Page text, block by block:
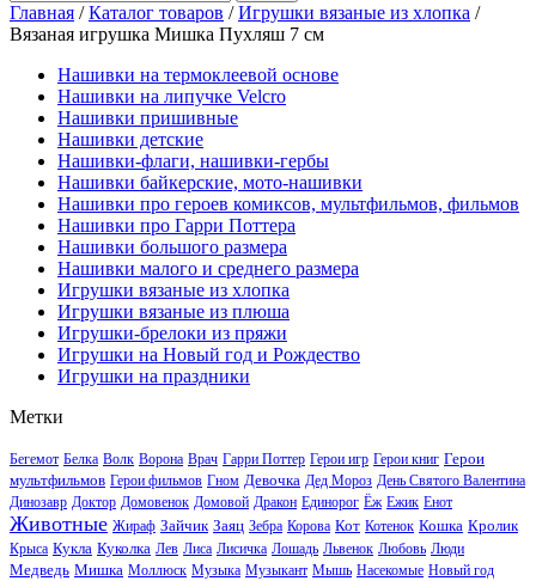
Главная /Каталог товаров /Игрушки вязаные из хлопка /
Вязаная игрушка Мишка Пухляш 7 см
Нашивки на термоклеевой основе
Нашивки на липучке Velcro
Нашивки пришивные
Нашивки детские
Нашивки-флаги, нашивки-гербы
Нашивки байкерские, мото-нашивки
Нашивки про героев комиксов, мультфильмов, фильмов
Нашивки про Гарри Поттера
Нашивки большого размера
Нашивки малого и среднего размера
Игрушки вязаные из хлопка
Игрушки вязаные из плюша
Игрушки-брелоки из пряжи
Игрушки на Новый год и Рождество
Игрушки на праздники
Метки
Бегемот Белка Волк Ворона Врач Гарри Поттер Герои игр Герои книг Герои
мультфильмов Герои фильмов Гном Девочка Дед Мороз День Святого Валентина
Динозавр Доктор Домовенок Домовой Дракон Единорог Ёж Ежик Енот
Животные Жираф Зайчик Заяц Зебра Корова Кот Котенок Кошка Кролик
Крыса Кукла Куколка Лев Лиса Лисичка Лошадь Львенок Любовь Люди
Медведь Мишка Моллюск Музыка Музыкант Мышь Насекомые Новый год